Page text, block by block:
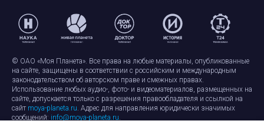
© ОАО «Моя Планета». Все права на любые материалы, опубликованные
на сайте, защищены в соответствии с российским и международным
законодательством об авторском праве и смежных правах.
Использование любых аудио-, фото- и видеоматериалов, размещенных на
сайте, допускается только с разрешения правообладателя и ссылкой на
сайт moya-planeta.ru. Адрес для направления юридически значимых
сообщений: info@moya-planeta.ru.